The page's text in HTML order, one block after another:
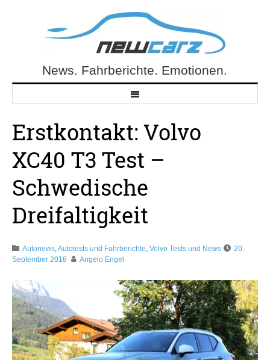
NewCarz.deNews. Fahrberichte. Emotionen.
Erstkontakt: Volvo
XC40 T3 Test –
Schwedische
Dreifaltigkeit
Autonews,Autotests und Fahrberichte, Volvo Tests und News
20.
September 2018
Angelo Engel